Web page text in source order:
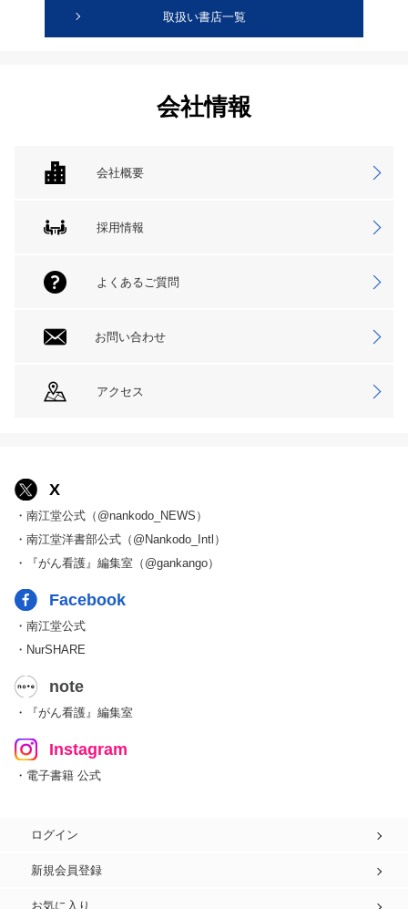
取扱い書店一覧
会社情報
会社概要
採用情報
よくあるご質問
お問い合わせ
アクセス
X
・南江堂公式（@nankodo_NEWS）
・南江堂洋書部公式（@Nankodo_Intl）
・『がん看護』編集室（@gankango）
Facebook
・南江堂公式
・NurSHARE
note
・『がん看護』編集室
Instagram
・電子書籍 公式
ログイン
新規会員登録
お気に入り